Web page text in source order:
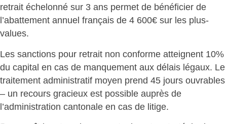
retrait échelonné sur 3 ans permet de bénéficier de
l’abattement annuel français de 4 600€ sur les plus-
values.
Les sanctions pour retrait non conforme atteignent 10%
du capital en cas de manquement aux délais légaux. Le
traitement administratif moyen prend 45 jours ouvrables
– un recours gracieux est possible auprès de
l’administration cantonale en cas de litige.